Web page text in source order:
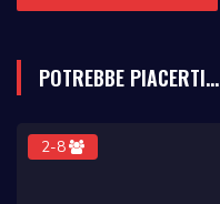
POTREBBE PIACERTI...
2-8